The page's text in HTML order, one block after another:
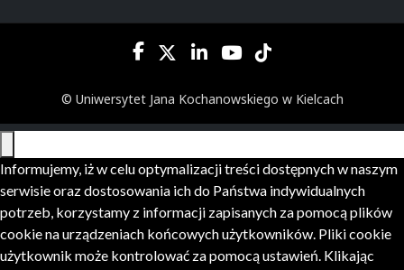
© Uniwersytet Jana Kochanowskiego w Kielcach
Informujemy, iż w celu optymalizacji treści dostępnych w naszym
serwisie oraz dostosowania ich do Państwa indywidualnych
potrzeb, korzystamy z informacji zapisanych za pomocą plików
cookie na urządzeniach końcowych użytkowników. Pliki cookie
użytkownik może kontrolować za pomocą ustawień. Klikając